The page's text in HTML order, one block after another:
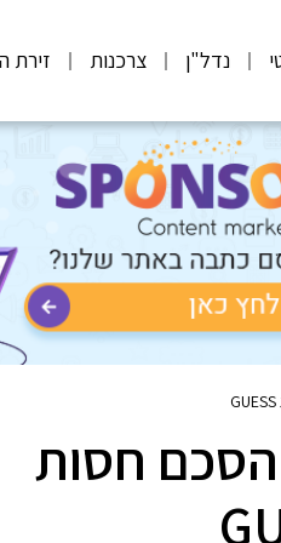
נדל"ן צרכנות זירת
חסות